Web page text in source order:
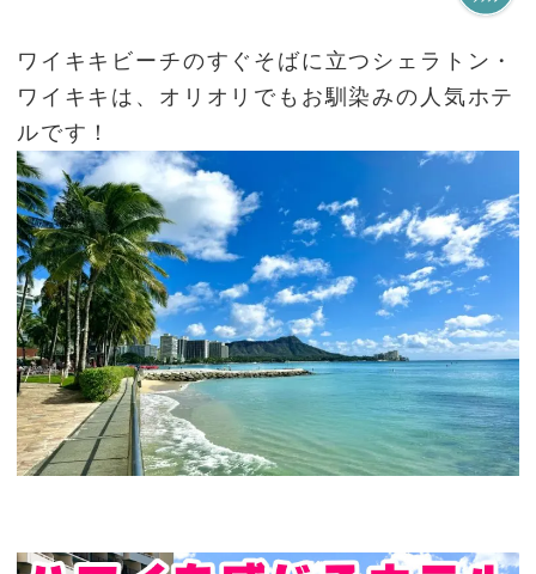
ワイキキビーチのすぐそばに立つシェラトン・
ワイキキは、オリオリでもお馴染みの人気ホテ
ルです！